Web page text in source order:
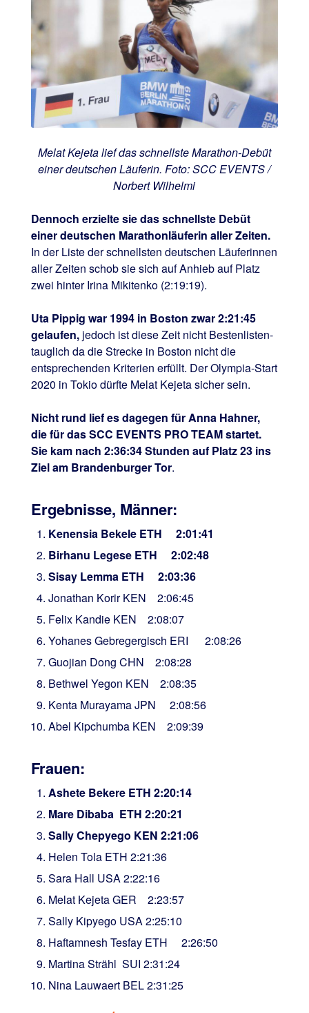
Melat Kejeta lief das schnellste Marathon-Debüt
einer deutschen Läuferin. Foto: SCC EVENTS /
Norbert Wilhelmi
Dennoch erzielte sie das schnellste Debüt
einer deutschen Marathonläuferin aller Zeiten.
In der Liste der schnellsten deutschen Läuferinnen
aller Zeiten schob sie sich auf Anhieb auf Platz
zwei hinter Irina Mikitenko (2:19:19).
Uta Pippig war 1994 in Boston zwar 2:21:45
gelaufen,jedoch ist diese Zeit nicht Bestenlisten-
tauglich da die Strecke in Boston nicht die
entsprechenden Kriterien erfüllt. Der Olympia-Start
2020 in Tokio dürfte Melat Kejeta sicher sein.
Nicht rund lief es dagegen für Anna Hahner,
die für das SCC EVENTS PRO TEAM startet.
Sie kam nach 2:36:34 Stunden auf Platz 23 ins
Ziel am Brandenburger Tor.
Ergebnisse, Männer:
Kenensia Bekele ETH 2:01:41
Birhanu Legese ETH 2:02:48
Sisay Lemma ETH 2:03:36
Jonathan Korir KEN 2:06:45
Felix Kandie KEN 2:08:07
Yohanes Gebregergisch ERI 2:08:26
Guojian Dong CHN 2:08:28
Bethwel Yegon KEN 2:08:35
Kenta Murayama JPN 2:08:56
Abel Kipchumba KEN 2:09:39
Frauen:
Ashete Bekere ETH 2:20:14
Mare Dibaba ETH 2:20:21
Sally Chepyego KEN 2:21:06
Helen Tola ETH 2:21:36
Sara Hall USA 2:22:16
Melat Kejeta GER 2:23:57
Sally Kipyego USA 2:25:10
Haftamnesh Tesfay ETH 2:26:50
Martina Strähl SUI 2:31:24
Nina Lauwaert BEL 2:31:25